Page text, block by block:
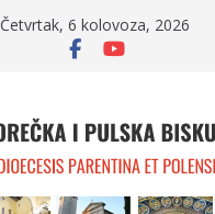
Četvrtak, 6 kolovoza, 2026